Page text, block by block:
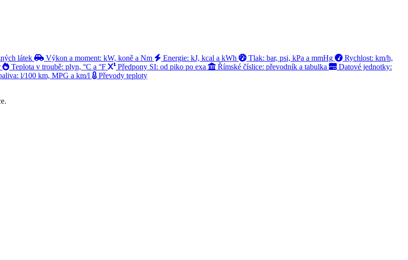
látek Výkon a moment: kW, koně a Nm Energie: kJ, kcal a kWh Tlak: bar, psi, kPa a mmHg
Rychlost: km/h,
Teplota v troubě: plyn, °C a °F Předpony SI: od piko po exa Římské číslice: převodník a tabulka
Datové jednotky:
l/100 km, MPG a km/l
Převody teploty